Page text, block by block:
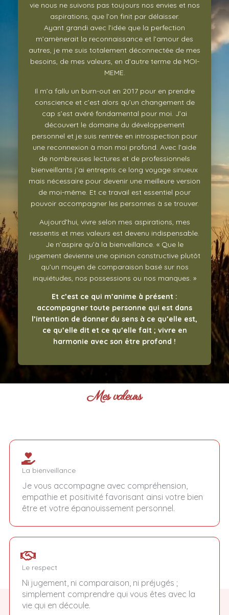
vie nous ne suivons pas toujours nos envies et nos
aspirations, que l’on finit par délaisser.
Ayant grandi avec l’idée que la perfection
m’amènerait la reconnaissance et l’amour des
autres, je me suis totalement déconnectée de mes
besoins, de mes valeurs, en d’autre terme de MOI-
MEME.
Il m’a fallu un burn-out en 2017 pour en prendre
conscience et c’est alors qu’un changement de
cap s’est avéré fondamental pour moi. J’ai
découvert le domaine du développement
personnel et je suis rentrée en introspection pour
une reconnexion à mon moi profond. Avec l’aide
de nombreuses lectures et de professionnels
bienveillants j’ai entrepris ce long voyage sinueux
mais nécessaire pour devenir une meilleure version
de moi-même. Et ce travail est essentiel pour
pouvoir accompagner les personnes à se trouver.
Aujourd’hui, vivre selon mes aspirations, mes
ressentis et mes valeurs est devenu indispensable.
Je n’aspire qu’à la bienveillance. « Que le
jugement devienne une opinion constructive plutôt
qu’un moyen de comparaison basé sur nos
inquiétudes, nos possessions ou nos manques. »
Et c’est ce qui m’anime à présent :
accompagner toute personne qui est dans
l’intention de donner du sens à ce qu’elle est,
ce qu’elle dit et ce qu’elle fait ; vivre en
harmonie avec son être profond !
Mes valeurs
La bienveillance
Je vous accompagne avec compréhension,
empathie et positivité favorisant ainsi votre bien
être et votre épanouissement personnel.
Le respect
Ni jugement, ni comparaison, ni préjugés ;
simplement comprendre qui vous êtes avec la
vie qui en découle.